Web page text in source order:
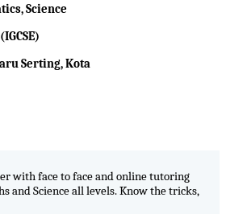
Science
Serting, Kota
with face to face and online tutoring
and Science all levels. Know the tricks,